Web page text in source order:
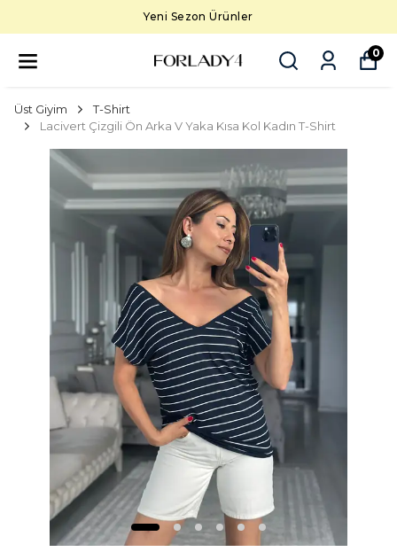
Yeni Sezon Ürünler
0
Üst Giyim
T-Shirt
Lacivert Çizgili Ön Arka V Yaka Kısa Kol Kadın T-Shirt